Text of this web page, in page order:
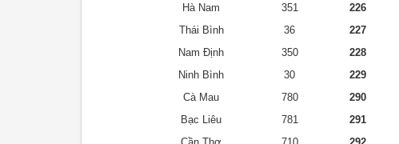
Hà Nam
351 226
Thái Bình
36 227
Nam Định
350 228
Ninh Bình
30 229
Cà Mau
780 290
Bạc Liêu
781 291